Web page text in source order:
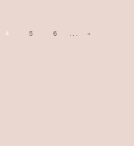
4 5 6 ... »